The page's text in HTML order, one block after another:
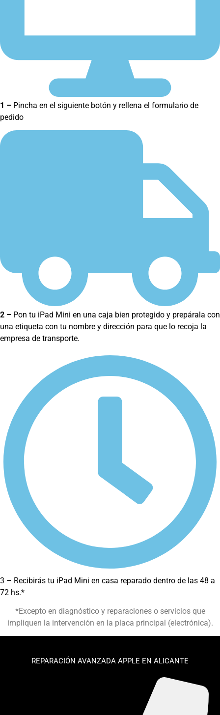
1 – Pincha en el siguiente botón y rellena el formulario de
pedido
2 – Pon tu iPad Mini en una caja bien protegido y prepárala con
una etiqueta con tu nombre y dirección para que lo recoja la
empresa de transporte.
3 – Recibirás tu iPad Mini en casa reparado dentro de las 48 a
72 hs.*
*Excepto en diagnóstico y reparaciones o servicios que
impliquen la intervención en la placa principal (electrónica).
REPARACIÓN AVANZADA APPLE EN ALICANTE